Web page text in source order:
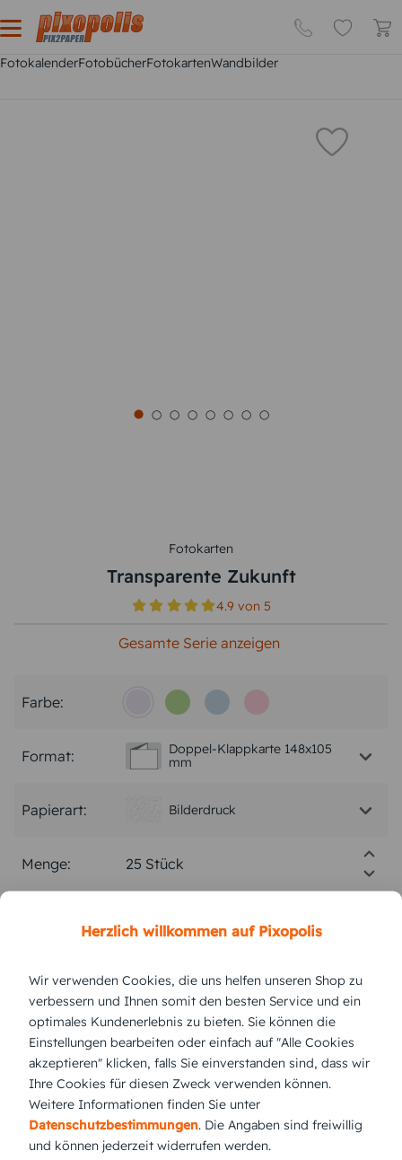
FotokalenderFotobücherFotokartenWandbilder
Fotokarten
Transparente Zukunft
4.9 von5
Gesamte Serie anzeigen
Farbe:
Format:
Doppel-Klappkarte 148x105
mm
Papierart: Bilderdruck
Menge:
Gesamtpreis: 68,75 €
Versand vsl.Dienstag, 11.8.2026
jetzt gestalten
Herzlich willkommen auf Pixopolis
Wir verwenden Cookies, die uns helfen unseren Shop zu
verbessern und Ihnen somit den besten Service und ein
optimales Kundenerlebnis zu bieten. Sie können die
Einstellungen bearbeiten oder einfach auf "Alle Cookies
akzeptieren" klicken, falls Sie einverstanden sind, dass wir
Ihre Cookies für diesen Zweck verwenden können.
Weitere Informationen finden Sie unter
Datenschutzbestimmungen. Die Angaben sind freiwillig
und können jederzeit widerrufen werden.